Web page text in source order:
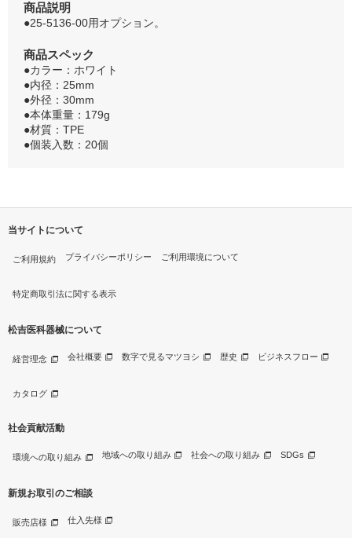
商品説明
●25-5136-00用オプション。
商品スペック
●カラー：ホワイト
●内径：25mm
●外径：30mm
●本体重量：179g
●材質：TPE
●個装入数：20個
当サイトについて
ご利用規約 プライバシーポリシー ご利用環境について
特定商取引法に関する表示
松吉医科器械について
経営理念 会社概要 数字で見るマツヨシ 歴史 ビジネスフロー
カタログ
社会貢献活動
環境への取り組み 地域への取り組み 社会への取り組み SDGs
新規お取引のご相談
販売店様 仕入先様